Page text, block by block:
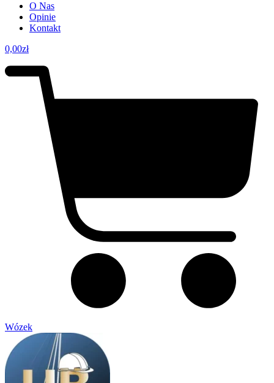
O Nas
Opinie
Kontakt
0,00zł
Wózek